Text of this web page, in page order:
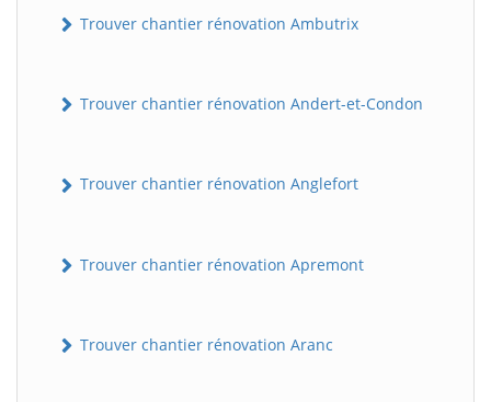
Trouver chantier rénovation Ambutrix
Trouver chantier rénovation Andert-et-Condon
Trouver chantier rénovation Anglefort
Trouver chantier rénovation Apremont
Trouver chantier rénovation Aranc